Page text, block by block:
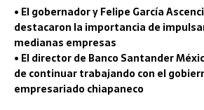
• El gobernador y Felipe García
destacaron la importancia de
medianas empresas
• El director de Banco Santander
de continuar trabajando con el
empresariado chiapaneco